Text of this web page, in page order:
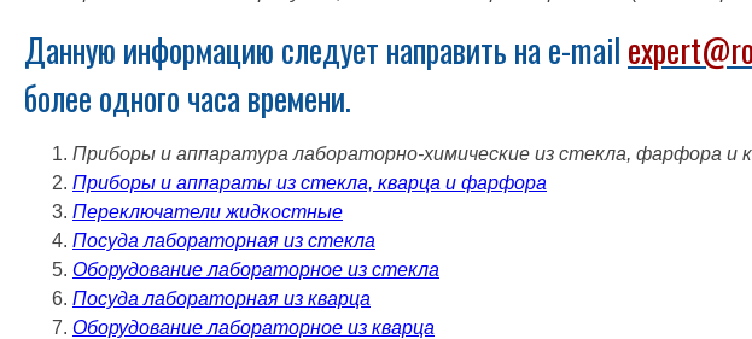
Данную информацию следует направить на e-mail
более одного часа времени.
Приборы и аппаратура лабораторно-химические из стекла, фарфора и
Приборы и аппараты из стекла, кварца и фарфора
Переключатели жидкостные
Посуда лабораторная из стекла
Оборудование лабораторное из стекла
Посуда лабораторная из кварца
Оборудование лабораторное из кварца